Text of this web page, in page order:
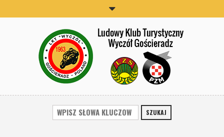
SZUKAJ